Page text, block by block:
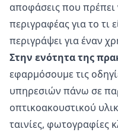
αποφάσεις που πρέπει
περιγραφέας για το τι
περιγράψει για έναν
Στην ενότητα της
εφαρμόσουμε τις
υπηρεσιών πάνω σε
οπτικοακουστικού
ταινίες, φωτογραφίες